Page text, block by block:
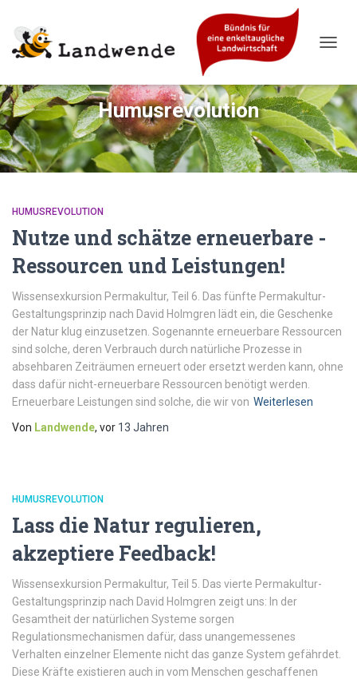
Humusrevolution
HUMUSREVOLUTION
Nutze und schätze erneuerbare ­
Ressourcen und Leistungen!
Wissensexkursion Permakultur, Teil 6. Das fünfte Permakultur-
Gestaltungsprinzip nach David ­Holmgren lädt ein, die Geschenke
der Natur klug einzusetzen. Sogenannte erneuerbare Ressourcen
sind solche, deren Verbrauch durch natürliche Prozesse in
absehbaren Zeiträumen erneuert oder ersetzt werden kann, ohne
dass dafür nicht-erneuerbare Ressourcen benötigt werden.
Erneuerbare Leistungen sind solche, die wir von Weiterlesen
Von Landwende, vor 13 Jahren
HUMUSREVOLUTION
Lass die Natur regulieren,
akzeptiere Feedback!
Wissensexkursion Permakultur, Teil 5. Das vierte Permakultur-
Gestaltungsprinzip nach David Holmgren zeigt uns: In der
Gesamtheit der natürlichen Systeme sorgen
Regulationsmechanismen dafür, dass unangemessenes
Verhalten einzelner Elemente nicht das ganze System gefährdet.
Diese Kräfte existieren auch in vom Menschen ge­schaff­enen